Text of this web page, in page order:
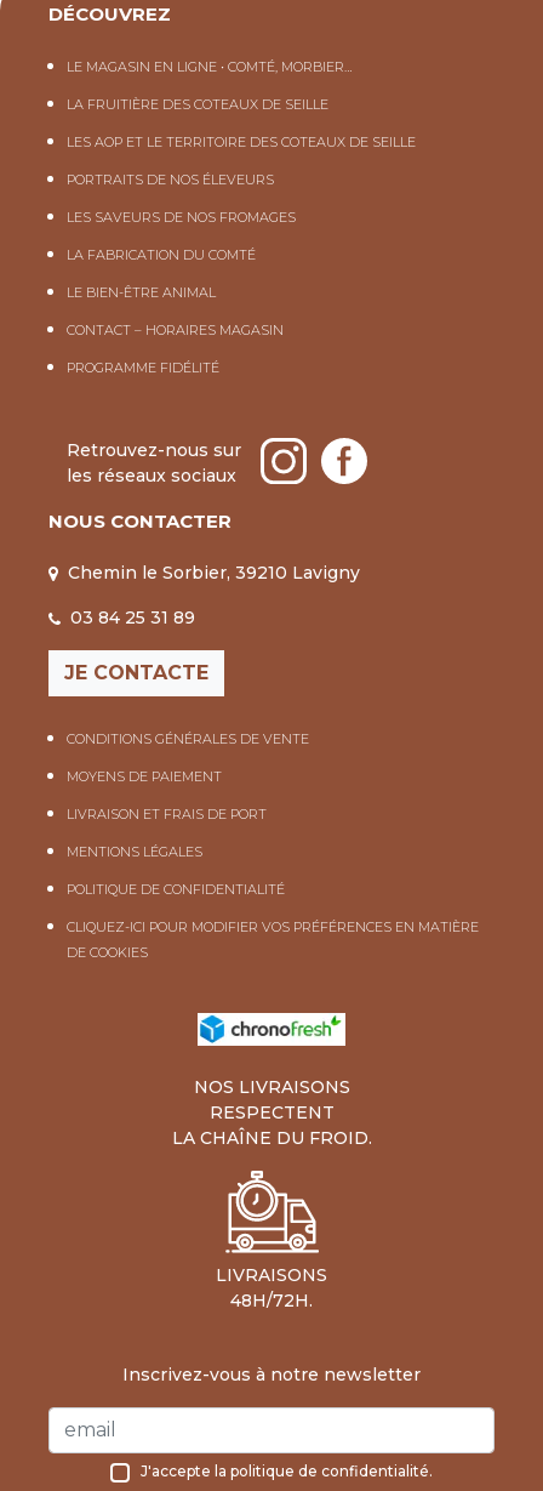
DÉCOUVREZ
LE MAGASIN EN LIGNE • COMTÉ, MORBIER…
LA FRUITIÈRE DES COTEAUX DE SEILLE
LES AOP ET LE TERRITOIRE DES COTEAUX DE SEILLE
PORTRAITS DE NOS ÉLEVEURS
LES SAVEURS DE NOS FROMAGES
LA FABRICATION DU COMTÉ
LE BIEN-ÊTRE ANIMAL
CONTACT – HORAIRES MAGASIN
PROGRAMME FIDÉLITÉ
Retrouvez-nous sur
les réseaux sociaux
NOUS CONTACTER
Chemin le Sorbier, 39210 Lavigny
03 84 25 31 89
JE CONTACTE
CONDITIONS GÉNÉRALES DE VENTE
MOYENS DE PAIEMENT
LIVRAISON ET FRAIS DE PORT
MENTIONS LÉGALES
POLITIQUE DE CONFIDENTIALITÉ
CLIQUEZ-ICI POUR MODIFIER VOS PRÉFÉRENCES EN MATIÈRE
DE COOKIES
NOS LIVRAISONS
RESPECTENT
LA CHAÎNE DU FROID.
LIVRAISONS
48H/72H.
Inscrivez-vous à notre newsletter
J'accepte la politique de confidentialité.